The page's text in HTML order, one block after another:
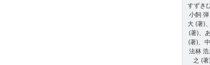
すずき
小飼
大 (著)
(著)、
(著)、
法林
之 (